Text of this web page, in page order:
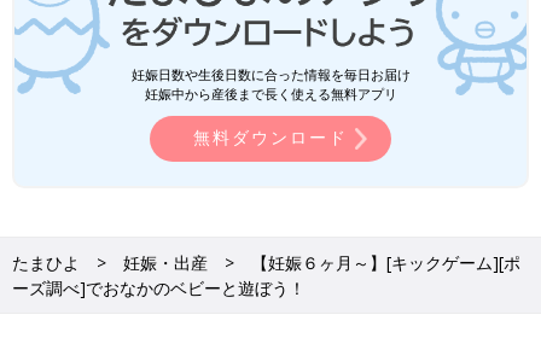
妊娠日数や生後日数に合った情報を毎日お届け
妊娠中から産後まで長く使える無料アプリ
無料ダウンロード
たまひよ 妊娠・出産
【妊娠６ヶ月～】[キックゲーム][ポ
ーズ調べ]でおなかのベビーと遊ぼう！